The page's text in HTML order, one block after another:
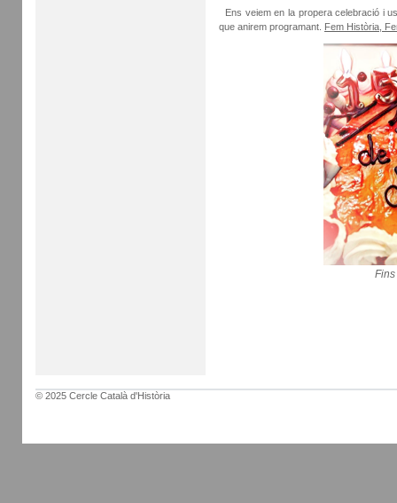
Ens veiem en la propera celebració i
que anirem programant. Fem Història,
© 2025 Cercle Català d'Història